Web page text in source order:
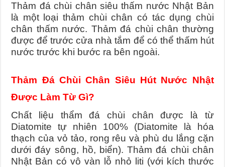
Thảm đá chùi chân siêu thấm nước Nhật Bản
là một loại thảm chùi chân có tác dụng chùi
chân thấm nước. Thảm đá chùi chân thường
được để trước cửa nhà tắm để có thể thấm hút
nước trước khi bước ra bên ngoài.
Thảm Đá Chùi Chân Siêu Hút Nước Nhật
Được Làm Từ Gì?
Chất liệu thẩm đá chùi chân được là từ
Diatomite tự nhiên 100% (Diatomite là hóa
thạch của vỏ tảo, rong rêu và phù du lắng cặn
dưới đáy sông, hồ, biển).Thảm đá chùi chân
Nhật Bản có vô vàn lỗ nhỏ liti (với kích thước